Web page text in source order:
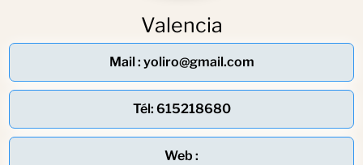
Valencia
Mail : yoliro@gmail.com
Tél: 615218680
Web :